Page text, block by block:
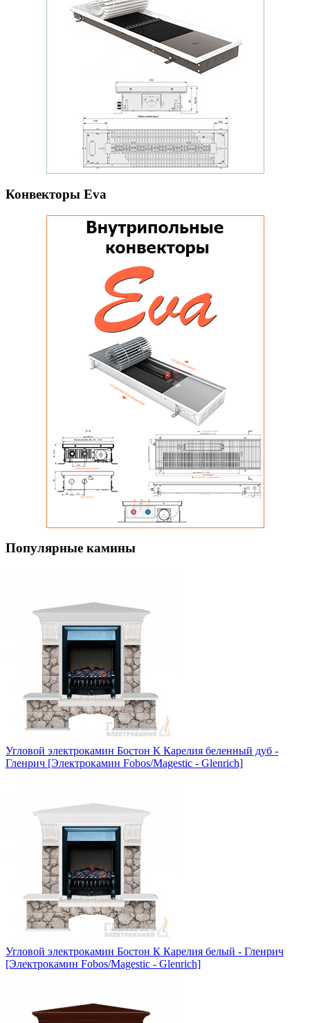
Конвекторы Eva
Популярные камины
Угловой электрокамин Бостон К Карелия беленный дуб -
Гленрич [Электрокамин Fobos/Magestic - Glenrich]
Угловой электрокамин Бостон К Карелия белый - Гленрич
[Электрокамин Fobos/Magestic - Glenrich]